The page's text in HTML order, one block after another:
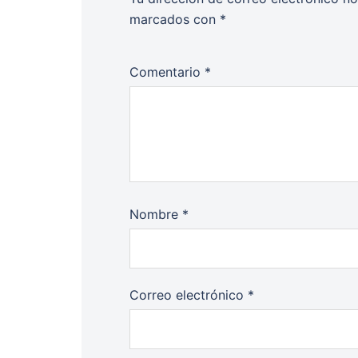
marcados con *
Comentario *
Nombre *
Correo electrónico *